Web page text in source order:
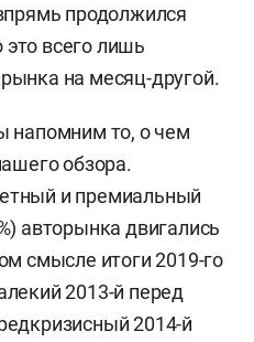
продолжился
это всего лишь
на месяц-другой.
напомним то, о чем
обзора.
и премиальный
авторынка двигались
смысле итоги 2019-го
2013-й перед
2014-й